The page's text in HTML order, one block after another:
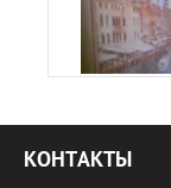
КОНТАКТЫ